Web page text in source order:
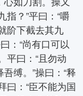
指？”平曰：“嚼
阶下截去其九
：“尚有口可以
平曰：“且勿动
缚。”操曰：“释
曰：“臣不能为国